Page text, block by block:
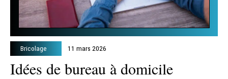
Bricolage 11 mars 2026
Idées de bureau à domicile